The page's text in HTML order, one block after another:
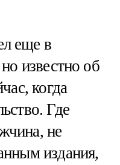
еще в
известно об
когда
Где
не
издания,